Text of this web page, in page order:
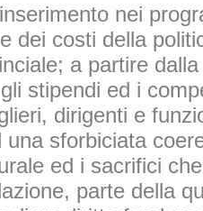
nei
dei costi della
a partire
stipendi ed i
dirigenti e
una sforbiciata
ed i sacrifici
parte della